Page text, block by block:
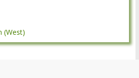
(West)